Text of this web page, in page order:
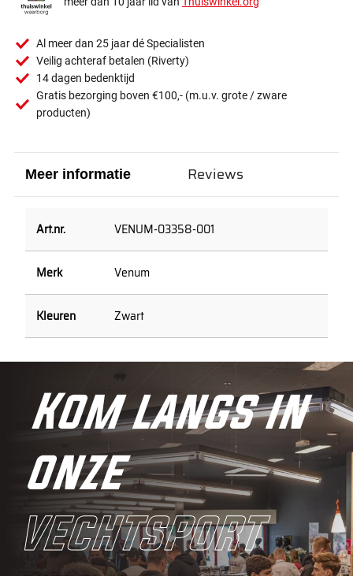
Al meer dan 25 jaar dé Specialisten
Veilig achteraf betalen (Riverty)
14 dagen bedenktijd
Gratis bezorging boven €100,- (m.u.v. grote / zware
producten)
Meer informatie
VENUM-03358-001
Venum
Zwart
Reviews
Kom langs in
onze
vechtsport